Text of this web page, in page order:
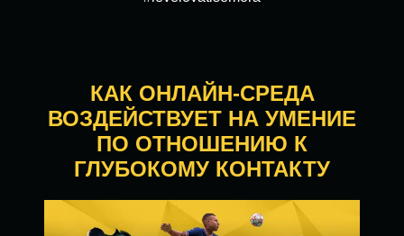
КАК ОНЛАЙН-СРЕДА
ВОЗДЕЙСТВУЕТ НА УМЕНИЕ
ПО ОТНОШЕНИЮ К
ГЛУБОКОМУ КОНТАКТУ